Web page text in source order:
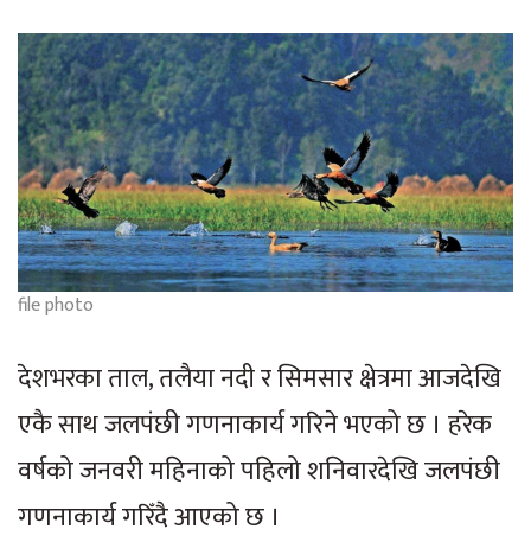
file photo
देशभरका ताल, तलैया नदी र सिमसार क्षेत्रमा आजदेखि
एकै साथ जलपंछी गणनाकार्य गरिने भएको छ । हरेक
वर्षको जनवरी महिनाको पहिलो शनिवारदेखि जलपंछी
गणनाकार्य गरिँदै आएको छ ।